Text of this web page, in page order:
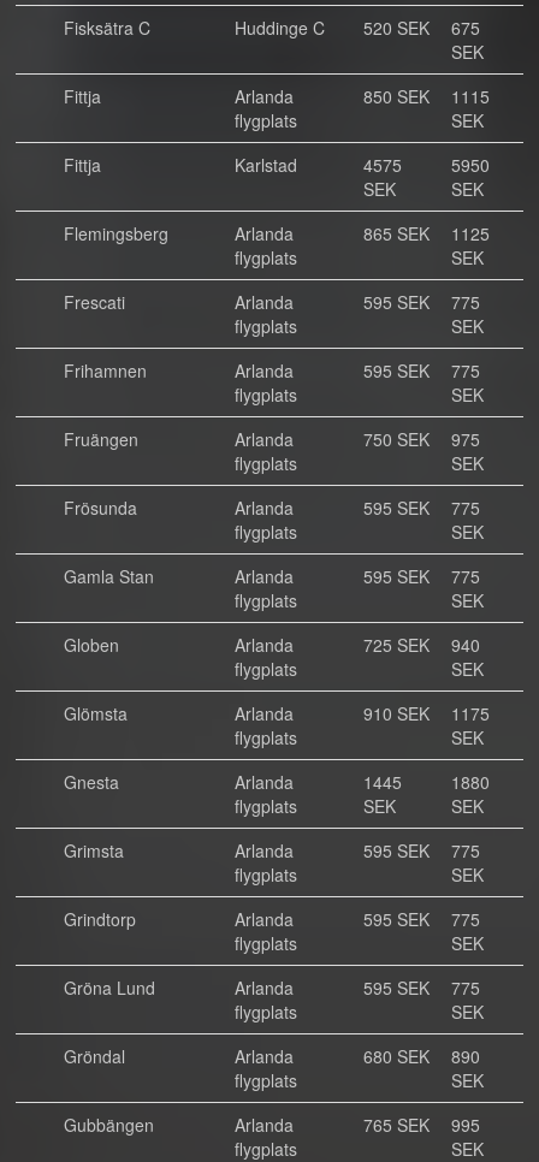
Fisksätra C
Huddinge C 520 SEK
675
SEK
Fittja
Arlanda
flygplats
850 SEK
1115
SEK
Fittja
Karlstad
4575
SEK
5950
SEK
Flemingsberg
Arlanda
flygplats
865 SEK
1125
SEK
Frescati
Arlanda
flygplats
595 SEK
775
SEK
Frihamnen
Arlanda
flygplats
595 SEK
775
SEK
Fruängen
Arlanda
flygplats
750 SEK
975
SEK
Frösunda
Arlanda
flygplats
595 SEK
775
SEK
Gamla Stan
Arlanda
flygplats
595 SEK
775
SEK
Globen
Arlanda
flygplats
725 SEK
940
SEK
Glömsta
Arlanda
flygplats
910 SEK
1175
SEK
Gnesta
Arlanda
flygplats
1445
SEK
1880
SEK
Grimsta
Arlanda
flygplats
595 SEK
775
SEK
Grindtorp
Arlanda
flygplats
595 SEK
775
SEK
Gröna Lund
Arlanda
flygplats
595 SEK
775
SEK
Gröndal
Arlanda
flygplats
680 SEK
890
SEK
Gubbängen
Arlanda
flygplats
765 SEK
995
SEK